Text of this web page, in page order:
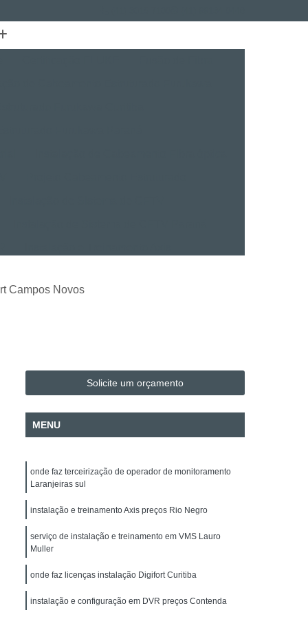
BVMS
Licenças Instalação Digifort
Sistema de Automação
Instalação e Manutenção de Cancela
Instalação e Manutenção de Commbox
Acesso
de Fotovoltaico
Elétrica
Manutenção de Energia Solar
Manutenção de Energia Solar Paraná
Projeto Elétrico
Intrusão DSC
Alarme Fibra Microwave
Empresa de Segurança Eletrônica
Campos Novos
Solicite um orçamento
MENU
onde faz terceirização de operador de monitoramento
Laranjeiras sul
instalação e treinamento Axis preços Rio Negro
serviço de instalação e treinamento em VMS Lauro
Muller
onde faz licenças instalação Digifort Curitiba
instalação e configuração em DVR preços Contenda